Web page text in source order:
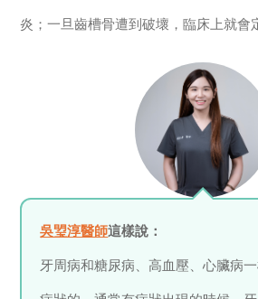
炎；一旦齒槽骨遭到破壞，臨床上就會
吳琞淳醫師這樣說：
牙周病和糖尿病、高血壓、心臟病